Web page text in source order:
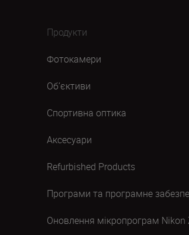
Продукти
Фотокамери
Об’єктиви
Спортивна оптика
Аксесуари
Refurbished Products
Програми та програмне
Оновлення мікропрограм Nikon